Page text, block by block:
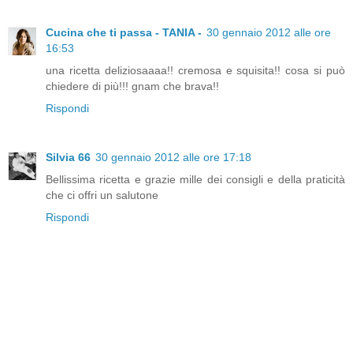
Cucina che ti passa - TANIA - 30 gennaio 2012 alle ore
16:53
una ricetta deliziosaaaa!! cremosa e squisita!! cosa si può
chiedere di più!!! gnam che brava!!
Rispondi
Silvia 66 30 gennaio 2012 alle ore 17:18
Bellissima ricetta e grazie mille dei consigli e della praticità
che ci offri un salutone
Rispondi